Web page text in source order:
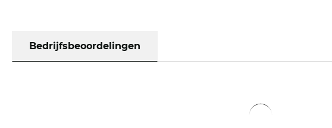
Het heeft een lange levensduur en biedt een hoog draagcomfort.
bij ons eigenlijk gewoon ‘all-day-everyday’ besparen.
Bedrijfsbeoordelingen